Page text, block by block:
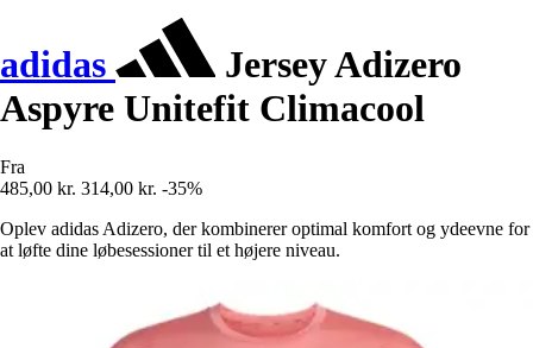
adidas
Jersey Adizero
Aspyre Unitefit Climacool
Fra
485,00 kr. 314,00 kr. -35%
Oplev adidas Adizero, der kombinerer optimal komfort og ydeevne for
at løfte dine løbesessioner til et højere niveau.